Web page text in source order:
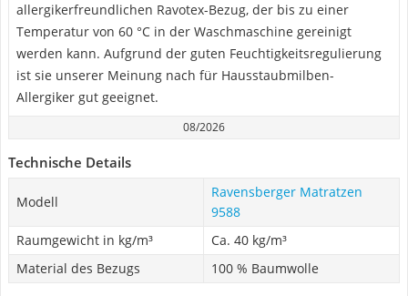
allergikerfreundlichen Ravotex-Bezug, der bis zu einer
Temperatur von 60 °C in der Waschmaschine gereinigt
werden kann. Aufgrund der guten Feuchtigkeitsregulierung
ist sie unserer Meinung nach für Hausstaubmilben-
Allergiker gut geeignet.
08/2026
Technische Details
Modell
Ravensberger Matratzen
9588
Raumgewicht in kg/m³
Ca. 40 kg/m³
Material des Bezugs
100 % Baumwolle